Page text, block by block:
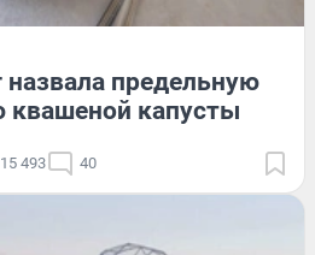
назвала предельную
капусты
15 493 40